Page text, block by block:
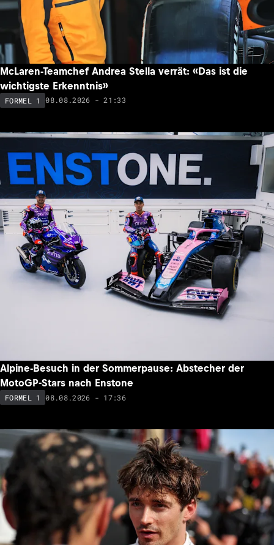
McLaren-Teamchef Andrea Stella verrät: «Das ist die
wichtigste Erkenntnis»
FORMEL 1 08.08.2026 - 21:33
Alpine-Besuch in der Sommerpause: Abstecher der
MotoGP-Stars nach Enstone
FORMEL 1 08.08.2026 - 17:36